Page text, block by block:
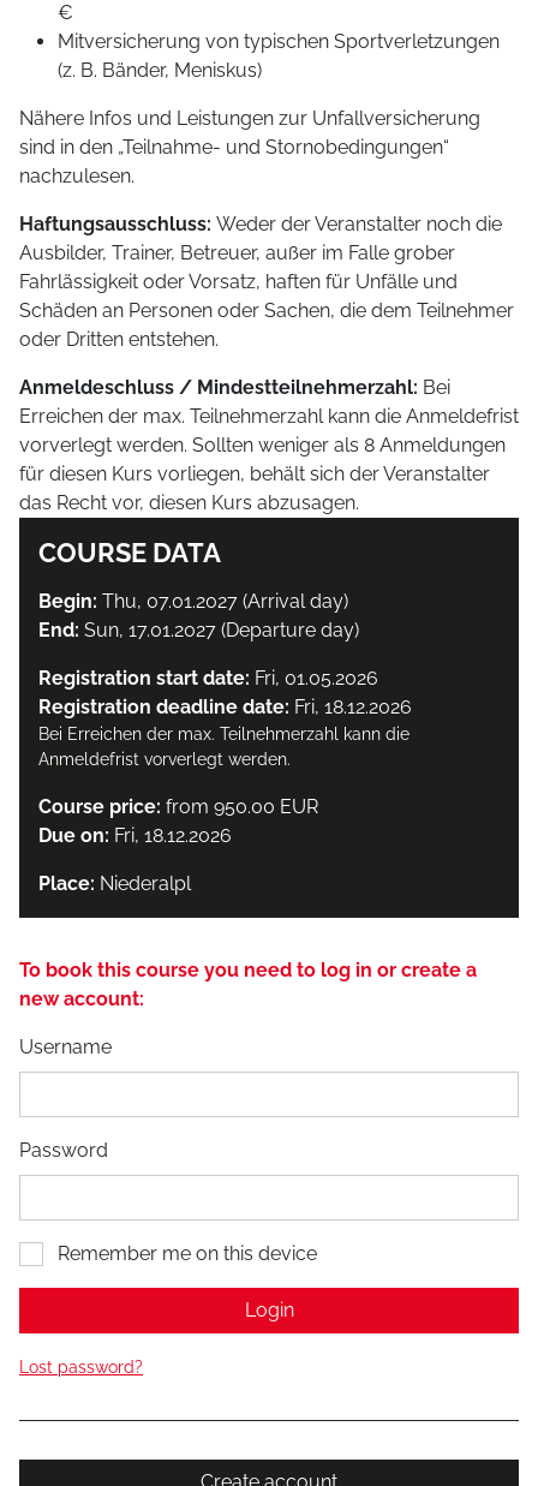
€
Mitversicherung von typischen Sportverletzungen
(z. B. Bänder, Meniskus)
Nähere Infos und Leistungen zur Unfallversicherung
sind in den „Teilnahme- und Stornobedingungen“
nachzulesen.
Haftungsausschluss: Weder der Veranstalter noch die
Ausbilder, Trainer, Betreuer, außer im Falle grober
Fahrlässigkeit oder Vorsatz, haften für Unfälle und
Schäden an Personen oder Sachen, die dem Teilnehmer
oder Dritten entstehen.
Anmeldeschluss / Mindestteilnehmerzahl: Bei
Erreichen der max. Teilnehmerzahl kann die Anmeldefrist
vorverlegt werden. Sollten weniger als 8 Anmeldungen
für diesen Kurs vorliegen, behält sich der Veranstalter
das Recht vor, diesen Kurs abzusagen.
COURSE DATA
Begin: Thu, 07.01.2027 (Arrival day)
End: Sun, 17.01.2027 (Departure day)
Registration start date: Fri, 01.05.2026
Registration deadline date: Fri, 18.12.2026
Bei Erreichen der max. Teilnehmerzahl kann die
Anmeldefrist vorverlegt werden.
Course price: from 950.00 EUR
Due on: Fri, 18.12.2026
Place: Niederalpl
To book this course you need to log in or create a
new account:
Username
Password
Remember me on this device
Login
Lost password?